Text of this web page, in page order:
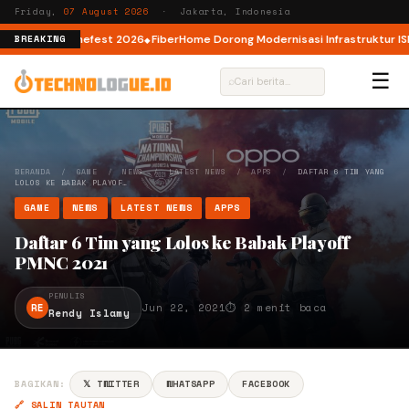
Friday, 07 August 2026 · Jakarta, Indonesia
BREAKING
AI Cinefest 2026 FiberHome Dorong Modernisasi Infrastruktur ISP di
⌕ ☰
BERANDA / GAME /NEWS/LATEST NEWS /APPS /DAFTAR 6 TIM YANG
LOLOS KE BABAK PLAYOF…
GAME NEWS LATEST NEWS APPS
Daftar 6 Tim yang Lolos ke Babak Playoff
PMNC 2021
RE
PENULIS
Rendy Islamy Jun 22, 2021⏱ 2 menit baca
BAGIKAN: 𝕏 TWITTER WHATSAPP
FACEBOOK
🔗 SALIN TAUTAN